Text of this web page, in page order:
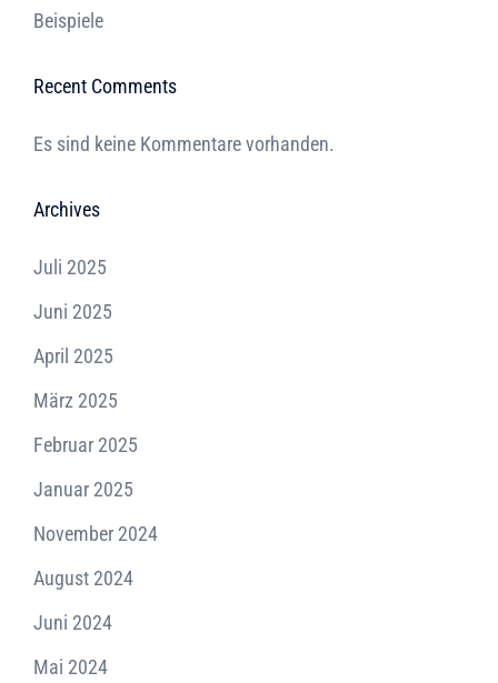
Beispiele
Recent Comments
Es sind keine Kommentare vorhanden.
Archives
Juli 2025
Juni 2025
April 2025
März 2025
Februar 2025
Januar 2025
November 2024
August 2024
Juni 2024
Mai 2024